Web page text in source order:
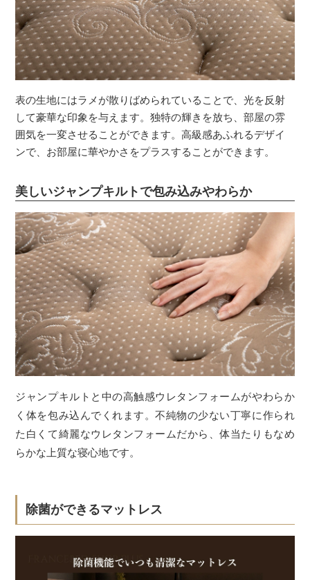
表の生地にはラメが散りばめられていることで、光を反射
して豪華な印象を与えます。独特の輝きを放ち、部屋の雰
囲気を一変させることができます。高級感あふれるデザイ
ンで、お部屋に華やかさをプラスすることができます。
美しいジャンプキルトで包み込みやわらか
ジャンプキルトと中の高触感ウレタンフォームがやわらか
く体を包み込んでくれます。不純物の少ない丁寧に作られ
た白くて綺麗なウレタンフォームだから、体当たりもなめ
らかな上質な寝心地です。
除菌ができるマットレス